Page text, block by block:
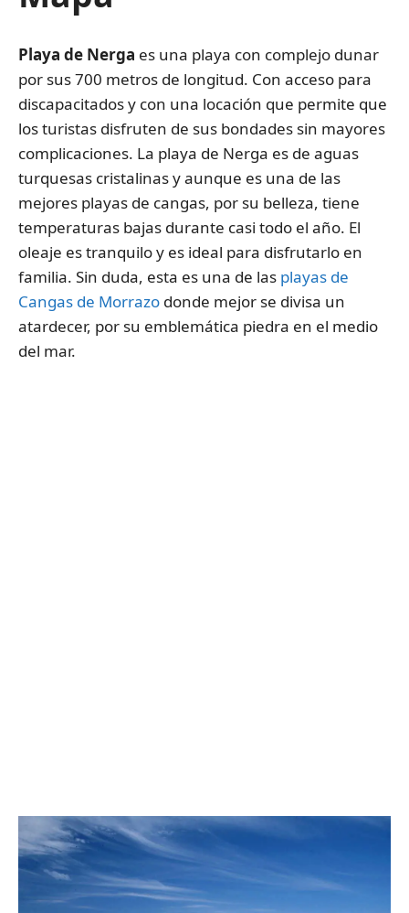
Playa de Nerga es una playa con complejo dunar
por sus 700 metros de longitud. Con acceso para
discapacitados y con una locación que permite que
los turistas disfruten de sus bondades sin mayores
complicaciones. La playa de Nerga es de aguas
turquesas cristalinas y aunque es una de las
mejores playas de cangas, por su belleza, tiene
temperaturas bajas durante casi todo el año. El
oleaje es tranquilo y es ideal para disfrutarlo en
familia. Sin duda, esta es una de las playas de
Cangas de Morrazo donde mejor se divisa un
atardecer, por su emblemática piedra en el medio
del mar.